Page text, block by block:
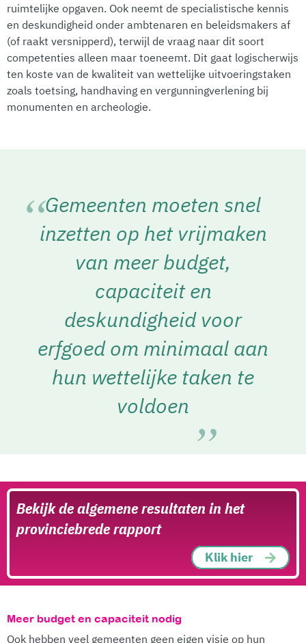
ruimtelijke opgaven. Ook neemt de specialistische kennis
en deskundigheid onder ambtenaren en beleidsmakers af
(of raakt versnipperd), terwijl de vraag naar dit soort
competenties alleen maar toeneemt. Dit gaat logischerwijs
ten koste van de kwaliteit van wettelijke uitvoeringstaken
zoals toetsing, handhaving en vergunningverlening bij
monumenten en archeologie.
Gemeenten moeten snel
inzetten op het vrijmaken
van meer budget,
capaciteit en
deskundigheid voor
erfgoed om minimaal aan
hun wettelijke taken te
voldoen
Bekijk de algemene resultaten in het
provinciebrede rapport
Klik hier
Meer budget en capaciteit nodig
Ook hebben veel gemeenten geen eigen visie op hun